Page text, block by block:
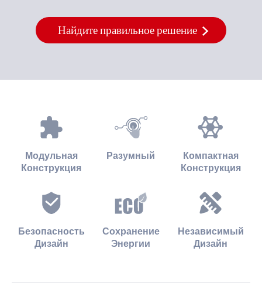
Найдите правильное решение
Модульная
Конструкция
Разумный
Компактная
Конструкция
Безопасность
Дизайн
Сохранение
Энергии
Независимый
Дизайн